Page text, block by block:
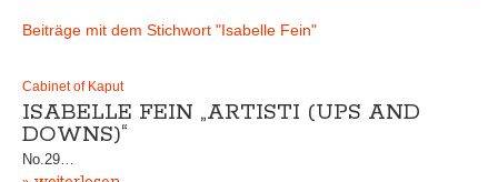
Beiträge mit dem Stichwort "Isabelle Fein"
Cabinet of Kaput
ISABELLE FEIN „ARTISTI (UPS AND
DOWNS)“
No.29…